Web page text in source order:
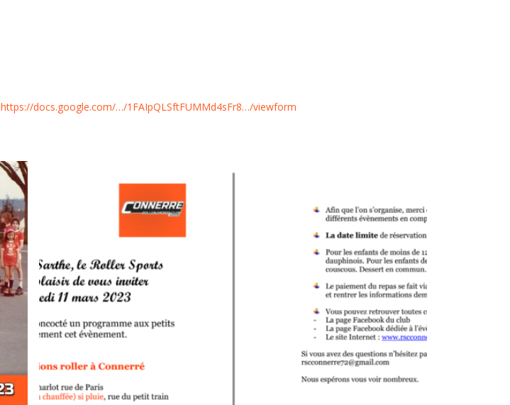
https://docs.google.com/…/1FAIpQLSftFUMMd4sFr8…/viewform